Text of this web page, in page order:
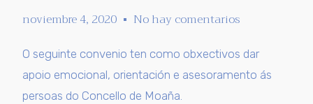
noviembre 4, 2020 No hay comentarios
O seguinte convenio ten como obxectivos dar
apoio emocional, orientación e asesoramento ás
persoas do Concello de Moaña.